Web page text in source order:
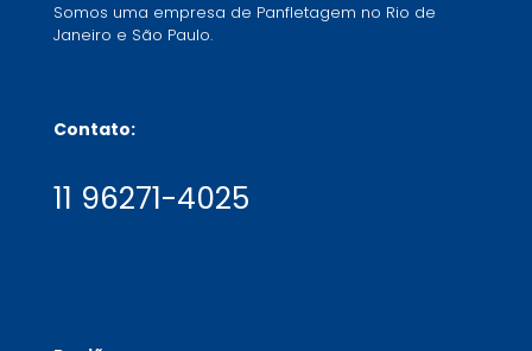
Somos uma empresa de Panfletagem no Rio de
Janeiro e São Paulo.
Contato:
11 96271-4025